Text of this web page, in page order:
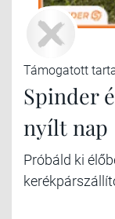
Támogatott
Spinder
nyílt nap
Próbáld ki